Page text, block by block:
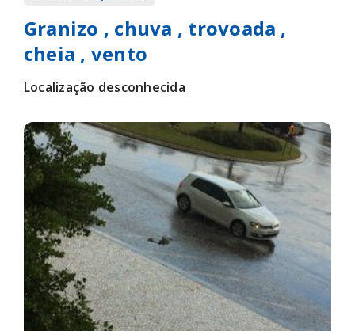
DEFINIÇÕES
Novo relato Login
Granizo , chuva , trovoada ,
cheia , vento
Localização desconhecida